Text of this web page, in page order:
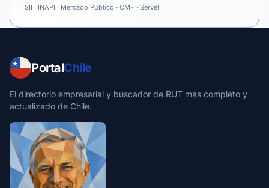
SII · INAPI · Mercado Público · CMF · Servel
PortalChile
El directorio empresarial y buscador de RUT más completo y
actualizado de Chile.